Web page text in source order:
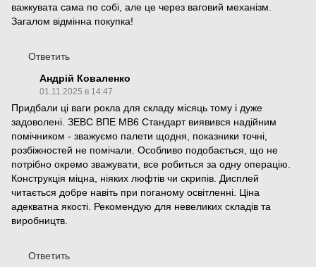
важкувата сама по собі, але це через ваговий механізм.
Загалом відмінна покупка!
Ответить
Андрій Коваленко
01.11.2025 в 14:47
Придбали ці ваги рокла для складу місяць тому і дуже
задоволені. ЗЕВС ВПЕ МВ6 Стандарт виявився надійним
помічником - зважуємо палети щодня, показники точні,
розбіжностей не помічали. Особливо подобається, що не
потрібно окремо зважувати, все робиться за одну операцію.
Конструкція міцна, ніяких люфтів чи скрипів. Дисплей
читається добре навіть при поганому освітленні. Ціна
адекватна якості. Рекомендую для невеликих складів та
виробництв.
Ответить